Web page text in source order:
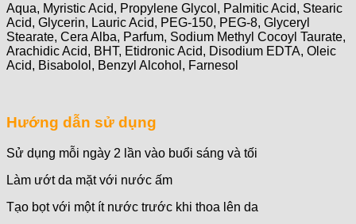
Aqua, Myristic Acid, Propylene Glycol, Palmitic Acid, Stearic
Acid, Glycerin, Lauric Acid, PEG-150, PEG-8, Glyceryl
Stearate, Cera Alba, Parfum, Sodium Methyl Cocoyl Taurate,
Arachidic Acid, BHT, Etidronic Acid, Disodium EDTA, Oleic
Acid, Bisabolol, Benzyl Alcohol, Farnesol
Hướng dẫn sử dụng
Sử dụng mỗi ngày 2 lần vào buổi sáng và tối
Làm ướt da mặt với nước ấm
Tạo bọt với một ít nước trước khi thoa lên da